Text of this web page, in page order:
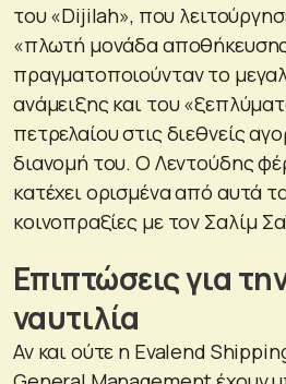
του «Dijilah», που
«πλωτή μονάδα
πραγματοποιούνταν το
ανάμειξης και του
πετρελαίου στις διεθνείς
διανομή του. Ο Λεντούδης
κατέχει ορισμένα από αυτά
κοινοπραξίες με τον Σαλίμ
Επιπτώσεις για
ναυτιλία
Αν και ούτε η Evalend